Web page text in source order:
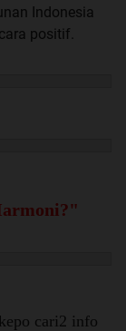
Indonesia
positif.
cari2 info